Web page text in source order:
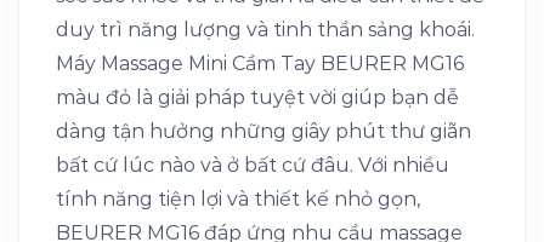
duy trì năng lượng và tinh thần sảng khoái.
Máy Massage Mini Cầm Tay BEURER MG16
màu đỏ là giải pháp tuyệt vời giúp bạn dễ
dàng tận hưởng những giây phút thư giãn
bất cứ lúc nào và ở bất cứ đâu. Với nhiều
tính năng tiện lợi và thiết kế nhỏ gọn,
BEURER MG16 đáp ứng nhu cầu massage